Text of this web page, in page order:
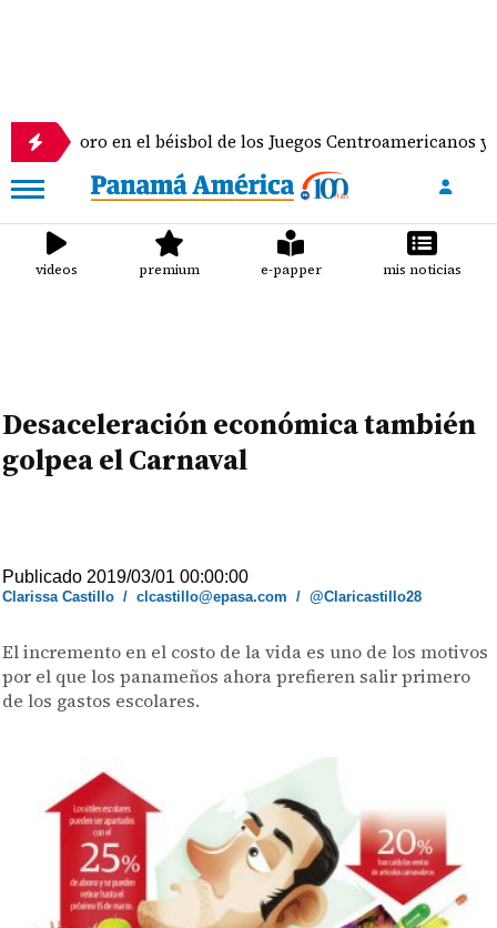
en el béisbol de los Juegos Centroamericanos y del Caribe
videos premium e-papper mis noticias
Desaceleración económica también
golpea el Carnaval
Publicado 2019/03/01 00:00:00
Clarissa Castillo /clcastillo@epasa.com /@Claricastillo28
El incremento en el costo de la vida es uno de los motivos
por el que los panameños ahora prefieren salir primero
de los gastos escolares.